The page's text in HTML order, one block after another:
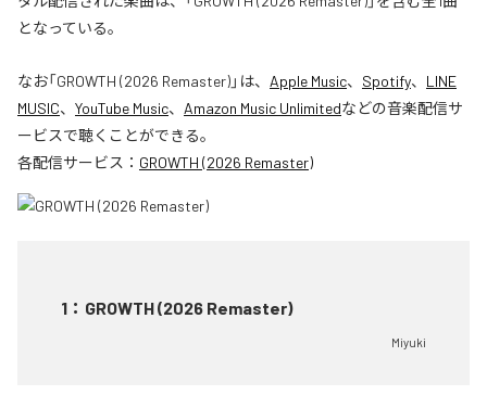
となっている。
なお「GROWTH (2026 Remaster)」は、 Apple Music、 Spotify、 LINE
MUSIC、 YouTube Music、 Amazon Music Unlimitedなどの音楽配信サ
ービスで聴くことができる。
各配信サービス： GROWTH (2026 Remaster)
1 ： GROWTH (2026 Remaster)
Miyuki